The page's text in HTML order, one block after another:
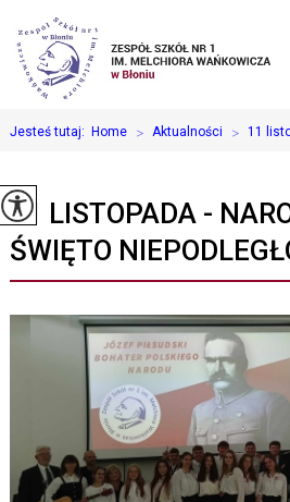
Jesteś tutaj: Home > Aktualności > 11
11 LISTOPADA -
ŚWIĘTO